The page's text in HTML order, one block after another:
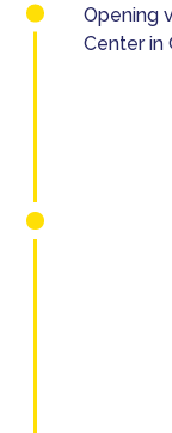
Opening
Center in